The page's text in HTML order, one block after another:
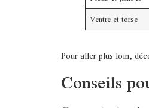
Ventre et torse
Pour aller plus loin,
Conseils